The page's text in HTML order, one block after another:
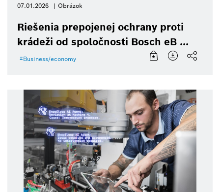
07.01.2026 Obrázok
Riešenia prepojenej ochrany proti
krádeži od spoločnosti Bosch eB ...
Business/economy